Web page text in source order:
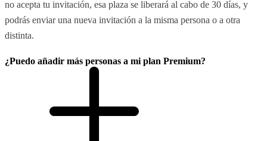
no acepta tu invitación, esa plaza se liberará al cabo de 30 días, y
podrás enviar una nueva invitación a la misma persona o a otra
distinta.
¿Puedo añadir más personas a mi plan Premium?